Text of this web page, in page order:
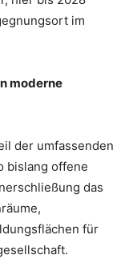
im
moderne
der umfassenden
bislang offene
das
für